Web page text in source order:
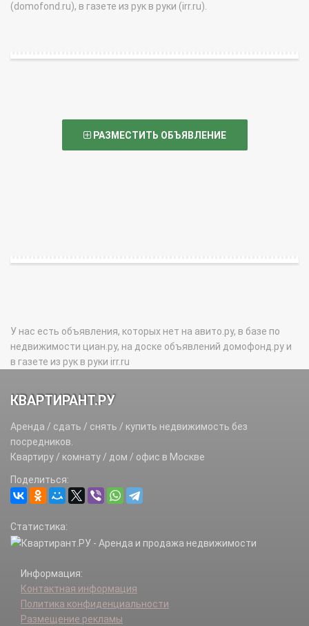
(domofond.ru), в газете из рук в руки (irr.ru).
РАЗМЕСТИТЬ ОБЪЯВЛЕНИЕ
У нас есть объявления, которых нет на авито.ру, в базе по
недвижимости циан.ру, на доске объявлений домофонд.ру и
в газете из рук в руки irr.ru
КВАРТИРАНТ.РУ
Аренда / сдать / снять / купить недвижимость без
посредников.
Квартиру / комнату / дом / офис в Москве
Поделиться:
Статистика:
Информация:
Контактная информация
Политика конфиденциальности
Размещение рекламы